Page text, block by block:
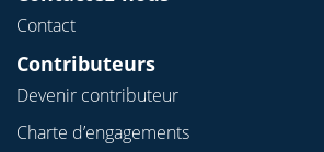
Contact
Contributeurs
Devenir contributeur
Charte d’engagements